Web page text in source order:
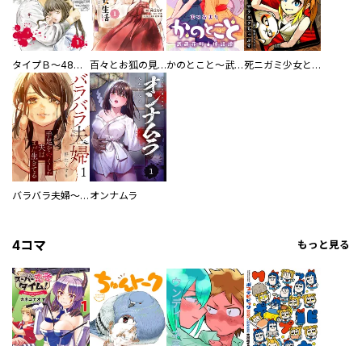
タイプＢ～48時間後、致死率100％～【単話】 百々とお狐の見習い巫女生活【単行本版】 かのとこと～武蔵花町怪話譚～ 【連載版】 死ニガミ少女とスマホ神
バラバラ夫婦～手足をなくした夫はまだ生きてる オンナムラ
4コマ もっと見る